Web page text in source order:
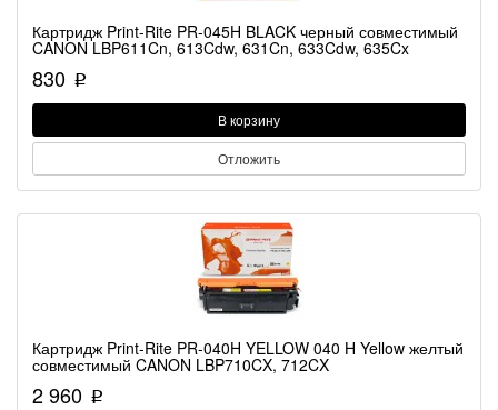
Картридж Print-Rite PR-045H BLACK черный совместимый
CANON LBP611Cn, 613Cdw, 631Cn, 633Cdw, 635Cx
830 p
В корзину
Отложить
Картридж Print-Rite PR-040H YELLOW 040 H Yellow желтый
совместимый CANON LBP710CX, 712CX
2 960 p